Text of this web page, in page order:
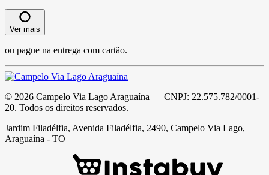
Ver mais
ou pague na entrega com cartão.
© 2026 Campelo Via Lago Araguaína — CNPJ: 22.575.782/0001-
20. Todos os direitos reservados.
Jardim Filadélfia, Avenida Filadélfia, 2490, Campelo Via Lago,
Araguaína - TO